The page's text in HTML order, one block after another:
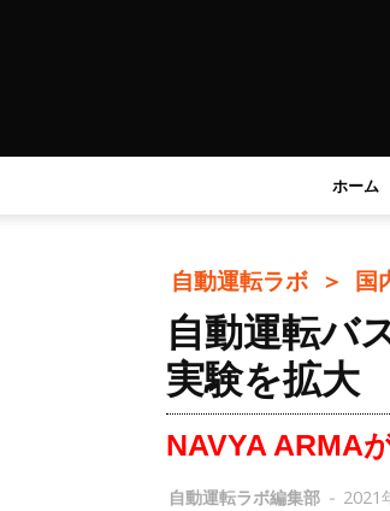
ホーム
自動運転ラボ ＞ 国
自動運転バ
実験を拡大
NAVYA ARMA
自動運転ラボ編集部 - 2021